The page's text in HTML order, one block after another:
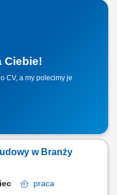
pracami specjalistów z
kontrahentów,
Ciebie!
CV, a my polecimy je
w Branży
praca